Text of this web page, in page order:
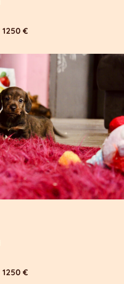
1250 €
1250 €